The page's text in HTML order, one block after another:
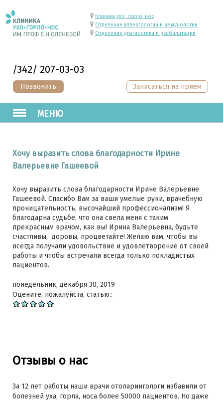
/342/ 207-03-03
Позвонить
Клиника ухо, горло, нос
Отделение аллергологии и иммунологии
Отделение диагностики и реабилитации
МЕНЮ
Записаться на прием
Хочу выразить слова благодарности Ирине
Валерьевне Гашеевой
Хочу выразить слова благодарности Ирине Валерьевне
Гашеевой. Спасибо Вам за ваши умелые руки, врачебную
проницательность, высочайший профессионализм! Я
благодарна судьбе, что она свела меня с таким
прекрасным врачом, как вы! Ирина Валерьевна, будьте
счастливы, доровы, процветайте! Желаю вам, чтобы вы
всегда получали удовольствие и удовлетворение от своей
работы и чтобы встречали всегда только покладистых
пациентов.
понедельник, декабря 30, 2019
Оцените, пожалуйста, статью.:
Отзывы о нас
За 12 лет работы наши врачи отоларингологи избавили от
болезней уха, горла, носа более 50000 пациентов. Но даже